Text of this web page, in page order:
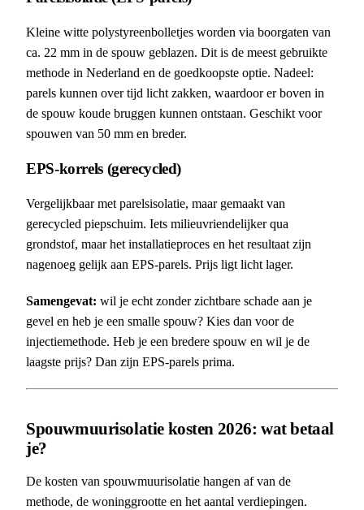
Kleine witte polystyreenbolletjes worden via boorgaten van
ca. 22 mm in de spouw geblazen. Dit is de meest gebruikte
methode in Nederland en de goedkoopste optie. Nadeel:
parels kunnen over tijd licht zakken, waardoor er boven in
de spouw koude bruggen kunnen ontstaan. Geschikt voor
spouwen van 50 mm en breder.
EPS-korrels (gerecycled)
Vergelijkbaar met parelsisolatie, maar gemaakt van
gerecycled piepschuim. Iets milieuvriendelijker qua
grondstof, maar het installatieproces en het resultaat zijn
nagenoeg gelijk aan EPS-parels. Prijs ligt licht lager.
Samengevat: wil je echt zonder zichtbare schade aan je
gevel en heb je een smalle spouw? Kies dan voor de
injectiemethode. Heb je een bredere spouw en wil je de
laagste prijs? Dan zijn EPS-parels prima.
Spouwmuurisolatie kosten 2026: wat betaal
je?
De kosten van spouwmuurisolatie hangen af van de
methode, de woninggrootte en het aantal verdiepingen.